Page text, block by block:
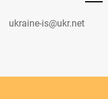
ukraine-is@ukr.net